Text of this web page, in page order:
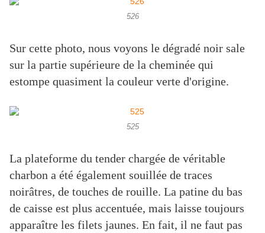
526
Sur cette photo, nous voyons le dégradé noir sale
sur la partie supérieure de la cheminée qui
estompe quasiment la couleur verte d'origine.
525
La plateforme du tender chargée de véritable
charbon a été également souillée de traces
noirâtres, de touches de rouille. La patine du bas
de caisse est plus accentuée, mais laisse toujours
apparaître les filets jaunes. En fait, il ne faut pas